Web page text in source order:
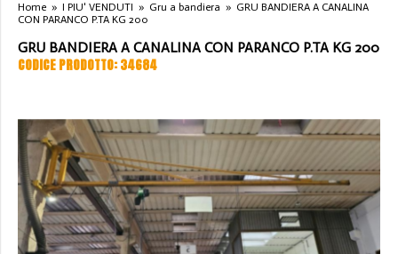
Home » I PIU' VENDUTI » Gru a bandiera » GRU BANDIERA A CANALINA
CON PARANCO P.TA KG 200
GRU BANDIERA A CANALINA CON PARANCO P.TA KG 200
CODICE PRODOTTO: 34684